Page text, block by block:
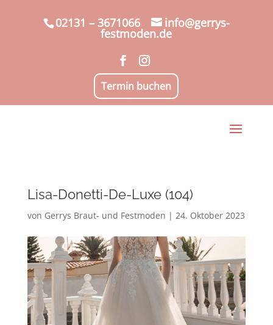
02131 – 3671066 info@gerrys-
festmoden.de
Termin buchen
Lisa-Donetti-De-Luxe (104)
von Gerrys Braut- und Festmoden | 24. Oktober 2023